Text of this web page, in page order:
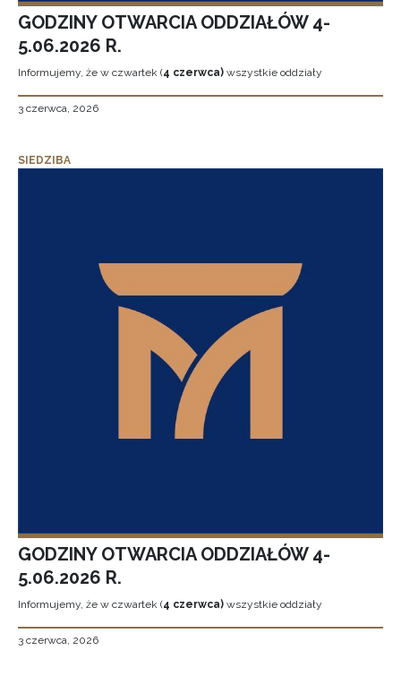
GODZINY OTWARCIA ODDZIAŁÓW 4-
5.06.2026 R.
Informujemy, że w czwartek (4 czerwca) wszystkie oddziały
3 czerwca, 2026
SIEDZIBA
GODZINY OTWARCIA ODDZIAŁÓW 4-
5.06.2026 R.
Informujemy, że w czwartek (4 czerwca) wszystkie oddziały
3 czerwca, 2026